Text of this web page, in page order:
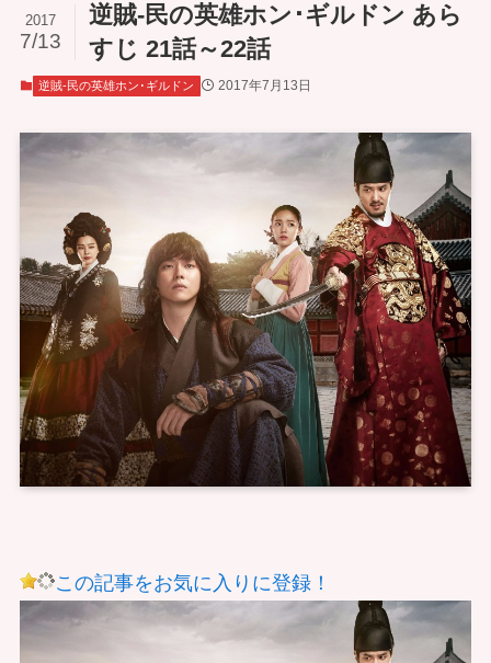
逆賊-民の英雄ホン･ギルドン あら
すじ 21話～22話
2017
7/13
逆賊-民の英雄ホン･ギルドン 2017年7月13日
この記事をお気に入りに登録！